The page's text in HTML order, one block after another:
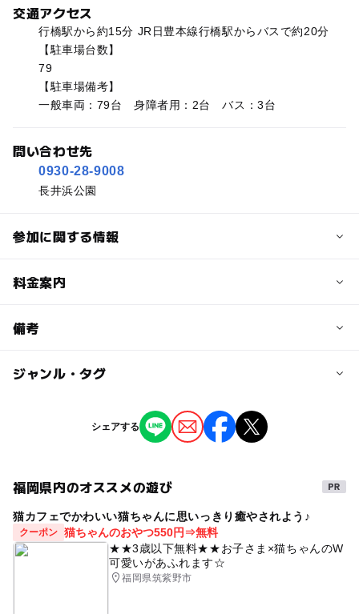
交通アクセス
行橋駅から約15分 JR日豊本線行橋駅からバスで約20分
【駐車場台数】
79
【駐車場備考】
一般車両：79台 身障者用：2台 バス：3台
問い合わせ先
0930-28-9008
長井浜公園
参加に関する情報
予約/応募
料金案内
料金について
備考
※掲載の情報は天候や主催者側の都合などにより変更にな
情報提供：イベントバンク
ジャンル・タグ
スポーツ体験・観戦
シェアする
福岡県内のオススメの遊び
猫カフェでかわいい猫ちゃんに思いっきり癒やされよう♪
クーポン 猫ちゃんのおやつ550円⇒無料
★★3歳以下無料★★お子さま×猫ちゃんのW
可愛いがあふれます☆
福岡県筑紫野市